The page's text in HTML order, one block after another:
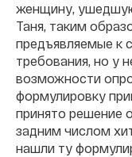
женщину,
Таня, таким
предъявляемые к
требования, но у
возможности
формулировку
принято решение
задним числом
нашли ту